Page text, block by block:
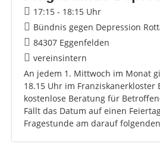
17:15 - 18:15 Uhr
Bündnis gegen Depression
84307 Eggenfelden
vereinsintern
An jedem 1. Mittwoch im Monat
18.15 Uhr im Franziskanerkloster
kostenlose Beratung für
Fällt das Datum auf einen
Fragestunde am darauf